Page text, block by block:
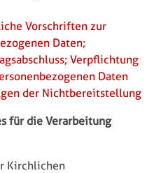
Vorschriften zur
Daten;
Verpflichtung
Daten
der Nichtbereitstellung
für die Verarbeitung
Kirchlichen